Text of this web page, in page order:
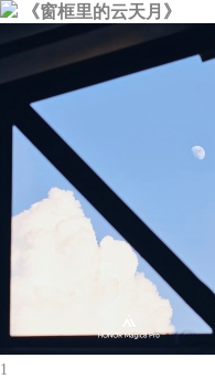
《窗框里的云天月》
1